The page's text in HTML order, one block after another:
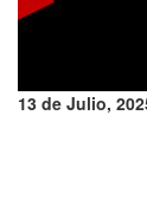
13 de Julio,